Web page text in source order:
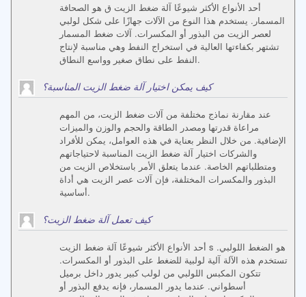
أحد الأنواع الأكثر شيوعًا آلة ضغط الزيت ق هو الصحافة
المسمار. يستخدم هذا النوع من الآلات جهازًا على شكل لولبي
لعصر الزيت من البذور أو المكسرات. آلات ضغط المسمار
تشتهر بكفاءتها العالية في استخراج النفط وهي مناسبة لإنتاج
النفط على نطاق صغير وواسع النطاق.
كيف يمكن اختيار آلة ضغط الزيت المناسبة؟
عند مقارنة نماذج مختلفة من آلات ضغط الزيت، من المهم
مراعاة قدرتها ومصدر الطاقة والحجم والوزن والميزات
الإضافية. من خلال النظر بعناية في هذه العوامل، يمكن للأفراد
والشركات اختيار آلة ضغط الزيت المناسبة لاحتياجاتهم
ومتطلباتهم الخاصة. عندما يتعلق الأمر باستخلاص الزيت من
البذور والمكسرات المختلفة، فإن آلات عصر الزيت هي أداة
أساسية.
كيف تعمل آلة ضغط الزيت؟
أحد الأنواع الأكثر شيوعًا آلة ضغط الزيت s هو الضغط اللولبي.
تستخدم هذه الآلة آلية لولبية للضغط على البذور أو المكسرات.
تتكون المكبس اللولبي من لولب كبير يدور داخل برميل
أسطواني. عندما يدور المسمار، فإنه يدفع البذور أو